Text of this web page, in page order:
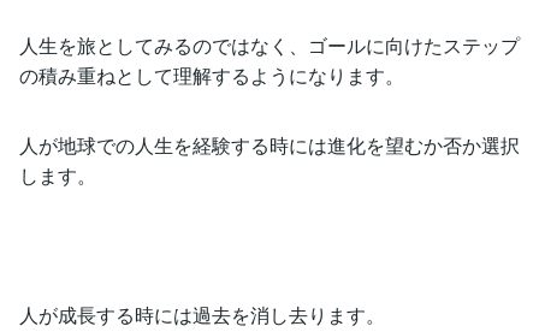
人生を旅としてみるのではなく、ゴールに向けたステップ
の積み重ねとして理解するようになります。
人が地球での人生を経験する時には進化を望むか否か選択
します。
人が成長する時には過去を消し去ります。